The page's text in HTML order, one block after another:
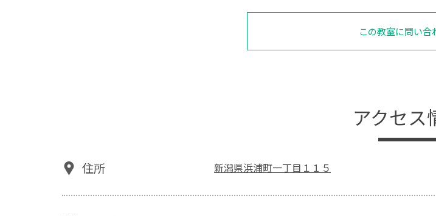
この教室に問い合
アクセス
住所 新潟県浜浦町一丁目１１５